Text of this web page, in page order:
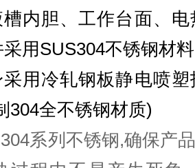
内胆、工作台面、
用SUS304不锈钢材
用冷轧钢板静电喷
304全不锈钢材质)
系列不锈钢,确保产